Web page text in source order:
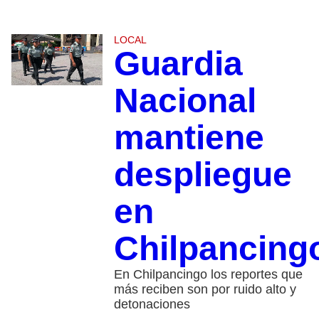
LOCAL
Guardia
Nacional
mantiene
despliegue
en
En Chilpancingo los reportes que
más reciben son por ruido alto y
detonaciones